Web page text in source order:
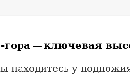
гора — ключевая
находитесь у